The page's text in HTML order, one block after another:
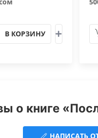
В КОРЗИНУ
о книге
НАПИСАТЬ